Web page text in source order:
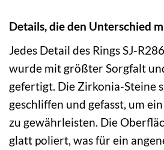
Details, die den Unterschied
Jedes Detail des Rings SJ-
wurde mit größter Sorgfalt
gefertigt. Die Zirkonia-Steine
geschliffen und gefasst, um
zu gewährleisten. Die
glatt poliert, was für ein